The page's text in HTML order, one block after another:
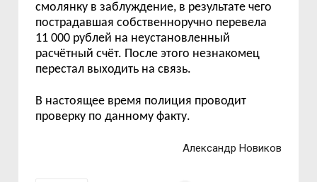
смолянку в заблуждение, в результате чего
пострадавшая собственноручно перевела
11 000 рублей на неустановленный
расчётный счёт. После этого незнакомец
перестал выходить на связь.
В настоящее время полиция проводит
проверку по данному факту.
Александр Новиков